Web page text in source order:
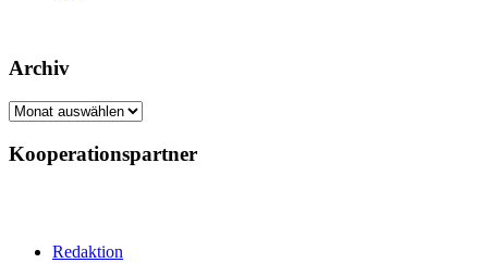
Archiv
Archiv
Kooperationspartner
Redaktion